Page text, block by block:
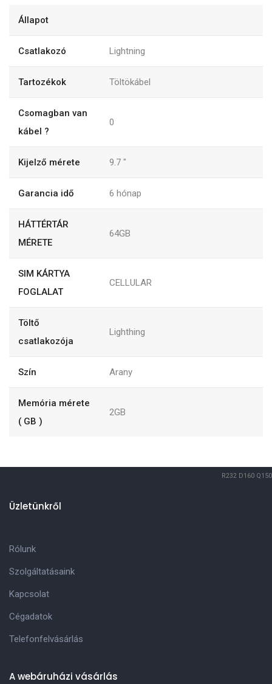
Állapot
Csatlakozó Lightning
Tartozékok Töltökábel
Csomagban van
kábel ?
0
Kijelző mérete 9.7 "
Garancia idő 6 hónap
HÁTTÉRTÁR
MÉRETE
64GB
SIM KÁRTYA
FOGLALAT
CELLULAR
Töltő
csatlakozója
Lighthing
Szín Arany
Memória mérete
( GB )
2GB
R232 D160 Q150
Üzletünkről
Rólunk
Szolgáltatásaink
Kapcsolat
Cégadatok
Telefonfelvásárlás
A webáruházi vásárlás